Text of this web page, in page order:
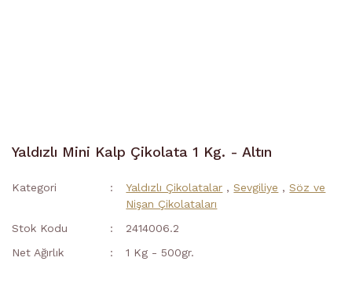
Yaldızlı Mini Kalp Çikolata 1 Kg. - Altın
Kategori Yaldızlı Çikolatalar ,Sevgiliye ,Söz ve
Nişan Çikolataları
Stok Kodu
2414006.2
Net Ağırlık
1 Kg - 500gr.